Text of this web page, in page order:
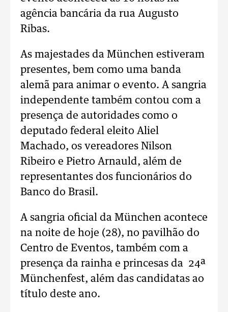
agência bancária da rua Augusto
Ribas.
As majestades da München estiveram
presentes, bem como uma banda
alemã para animar o evento. A sangria
independente também contou com a
presença de autoridades como o
deputado federal eleito Aliel
Machado, os vereadores Nilson
Ribeiro e Pietro Arnauld, além de
representantes dos funcionários do
Banco do Brasil.
A sangria oficial da München acontece
na noite de hoje (28), no pavilhão do
Centro de Eventos, também com a
presença da rainha e princesas da 24ª
Münchenfest, além das candidatas ao
título deste ano.